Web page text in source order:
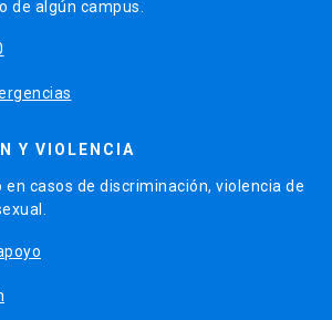
de algún campus.
Y VIOLENCIA
en casos de discriminación, violencia de